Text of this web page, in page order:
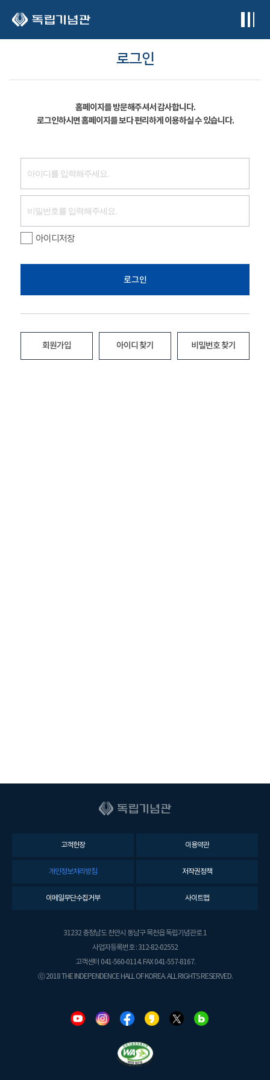
로그인
홈페이지를 방문해주셔서 감사합니다.
로그인하시면 홈페이지를 보다 편리하게 이용하실 수 있습니다.
아이디저장
로그인
회원가입 아이디 찾기 비밀번호 찾기
고객헌장 이용약관
개인정보처리방침 저작권정책
이메일무단수집거부 사이트맵
31232 충청남도 천안시 동남구 목천읍 독립기념관로 1
사업자등록번호 : 312-82-02552
고객센터 041-560-0114. FAX 041-557-8167.
ⓒ 2018 THE INDEPENDENCE HALL OF KOREA. ALL RIGHTS RESERVED.